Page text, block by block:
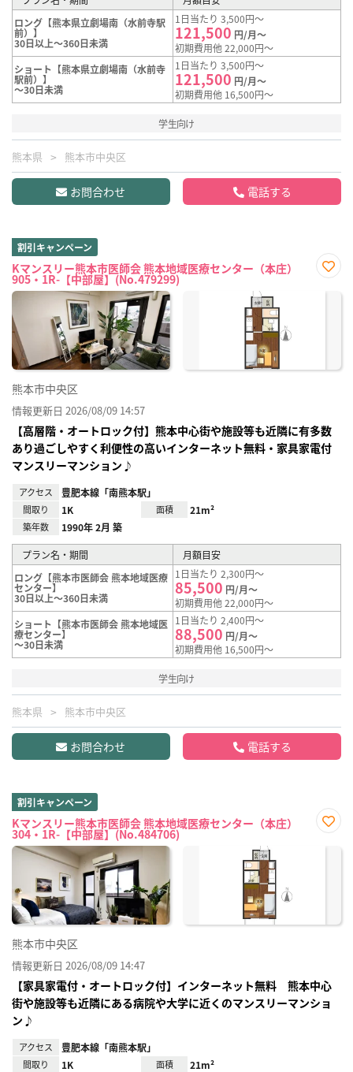
ロング【熊本県立劇場南（水前寺駅
前）】
30日以上～360日未満
1日当たり 3,500円～
121,500 円/月～
初期費用他 22,000円～
ショート【熊本県立劇場南（水前寺
駅前）】
～30日未満
1日当たり 3,500円～
121,500 円/月～
初期費用他 16,500円～
学生向け
熊本県 熊本市中央区
お問合わせ 電話する
割引キャンペーン
Kマンスリー熊本市医師会 熊本地域医療センター（本庄）
905・1R-【中部屋】(No.479299)
に入
熊本市中央区
情報更新日 2026/08/09 14:57
【高層階・オートロック付】熊本中心街や施設等も近隣に有多数
あり過ごしやすく利便性の高いインターネット無料・家具家電付
マンスリーマンション♪
アクセス 豊肥本線「南熊本駅」
間取り 1K 面積 21m²
築年数 1990年 2月 築
プラン名・期間
月額目安
ロング【熊本市医師会 熊本地域医療
センター】
30日以上～360日未満
1日当たり 2,300円～
85,500 円/月～
初期費用他 22,000円～
ショート【熊本市医師会 熊本地域医
療センター】
～30日未満
1日当たり 2,400円～
88,500 円/月～
初期費用他 16,500円～
学生向け
熊本県 熊本市中央区
お問合わせ 電話する
割引キャンペーン
Kマンスリー熊本市医師会 熊本地域医療センター（本庄）
304・1R-【中部屋】(No.484706)
に入
熊本市中央区
情報更新日 2026/08/09 14:47
【家具家電付・オートロック付】インターネット無料 熊本中心
街や施設等も近隣にある病院や大学に近くのマンスリーマンショ
ン♪
アクセス 豊肥本線「南熊本駅」
間取り 1K 面積 21m²